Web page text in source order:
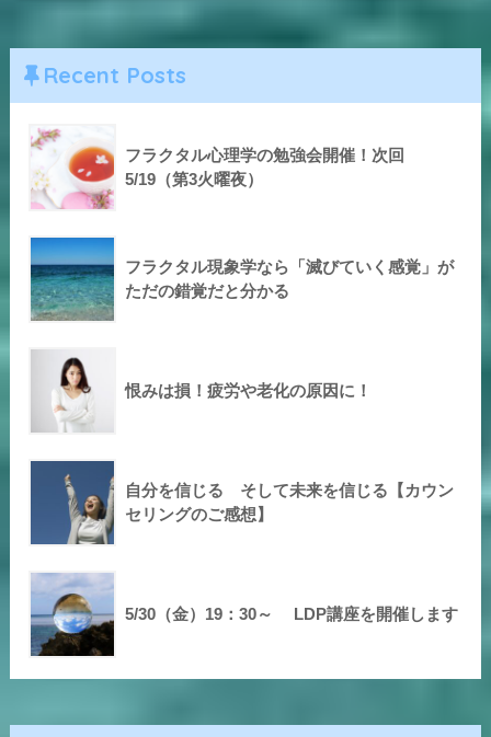
Recent Posts
フラクタル心理学の勉強会開催！次回
5/19（第3火曜夜）
フラクタル現象学なら「滅びていく感覚」が
ただの錯覚だと分かる
恨みは損！疲労や老化の原因に！
自分を信じる そして未来を信じる【カウン
セリングのご感想】
5/30（金）19：30～ LDP講座を開催します